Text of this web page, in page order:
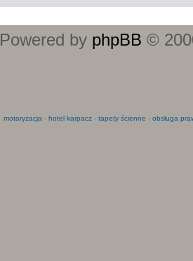
Powered by phpBB ©
motoryzacja - hotel karpacz- tapety ścienne - obsługa